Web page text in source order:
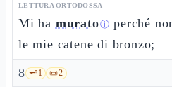
LETTURA ORTODOSSA
Mi ha muratoⓘ perché
le mie catene di bronzo;
8 🗝️1 📜2